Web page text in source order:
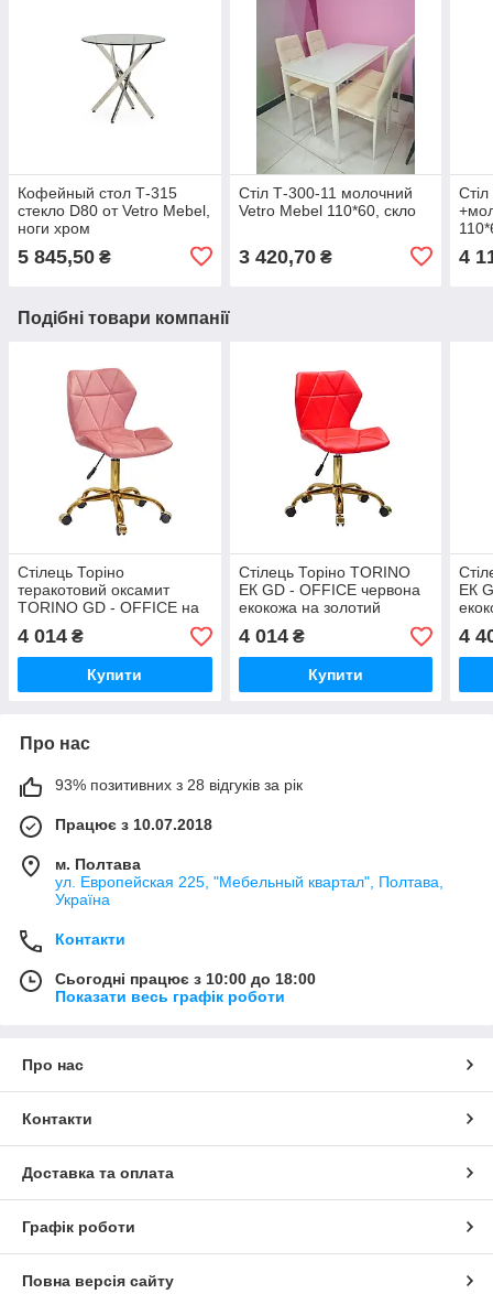
Кофейный стол Т-315
стекло D80 от Vetro Mebel,
ноги хром
5 845,50 ₴
Стіл Т-300-11 молочний
Vetro Mebel 110*60, скло
3 420,70₴ 4
Подібні товари компанії
Стілець Торіно
теракотовий оксамит
TORINO GD - OFFICE на
золотий хрестовині
4 014 ₴
Купити
Стілець Торіно TORINO
ЕК GD - OFFICE червона
екокожа на золотий
хрестовині
4 014₴
Купити
ЕК
4
Про нас
93% позитивних з 28 відгуків за рік
Працює з 10.07.2018
м. Полтава
ул. Европейская 225, "Мебельный квартал", Полтава,
Україна
Контакти
Сьогодні працює з 10:00 до 18:00
Показати весь графік роботи
Про нас
Контакти
Доставка та оплата
Графік роботи
Повна версія сайту